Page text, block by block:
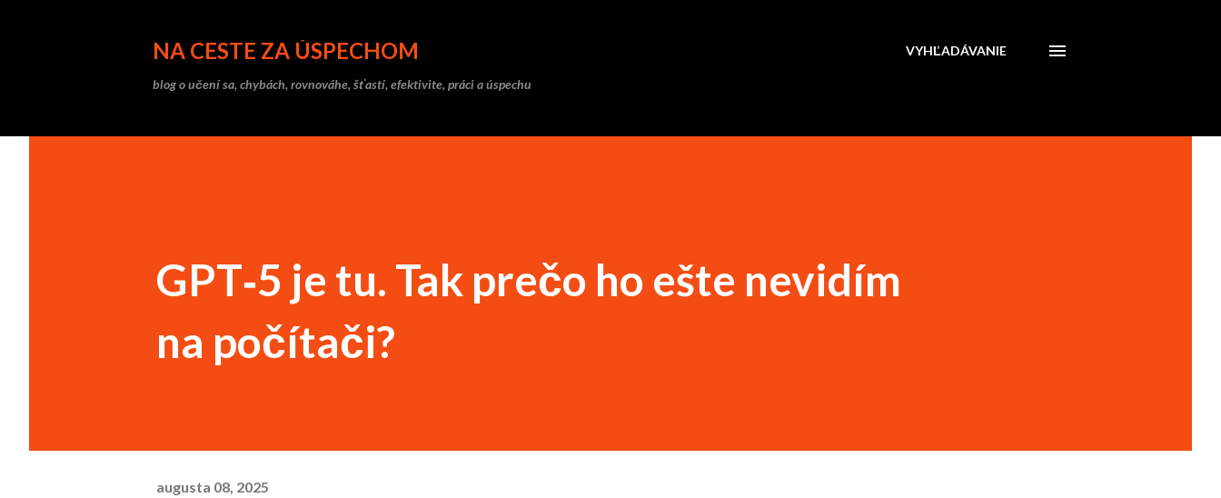
NA CESTE ZA ÚSPECHOM
blog o učení sa, chybách, rovnováhe, šťastí, efektivite, práci a úspechu
VYHĽADÁVANIE
GPT‑5 je tu. Tak prečo ho ešte nevidím
na počítači?
augusta 08, 2025